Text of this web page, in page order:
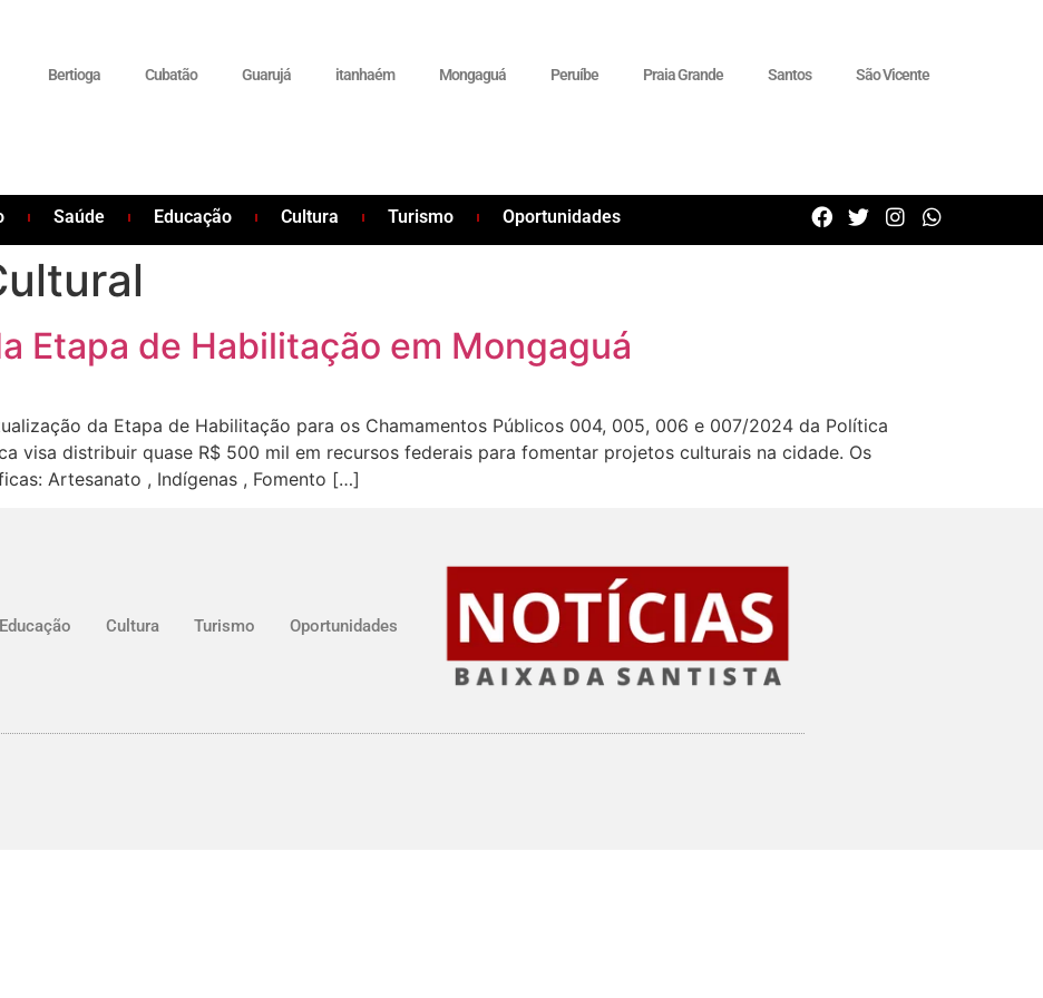
Bertioga Cubatão Guarujá itanhaém Mongaguá Peruíbe Praia Grande Santos São Vicente
Saúde Educação Cultura Turismo Oportunidades
Etapa de Habilitação em Mongaguá
da Etapa de Habilitação para os Chamamentos Públicos 004, 005, 006 e 007/2024 da Política
visa distribuir quase R$ 500 mil em recursos federais para fomentar projetos culturais na cidade. Os
Artesanato , Indígenas , Fomento […]
Educação Cultura Turismo Oportunidades